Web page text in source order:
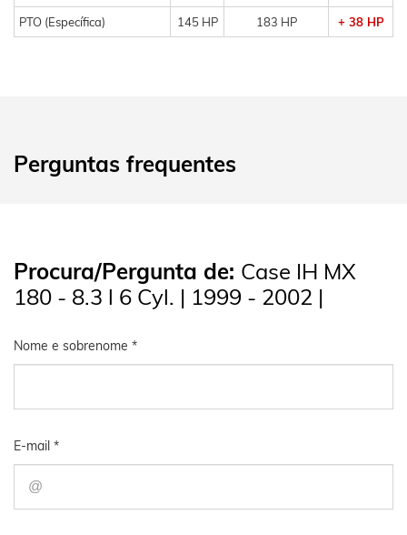
PTO (Específica) 145 HP 183 HP + 38 HP
Perguntas frequentes
Procura/Pergunta de: Case IH MX
180 - 8.3 l 6 Cyl. | 1999 - 2002 |
Nome e sobrenome *
E-mail *